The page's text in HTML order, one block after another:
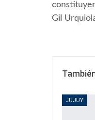
Gil
JUJUY